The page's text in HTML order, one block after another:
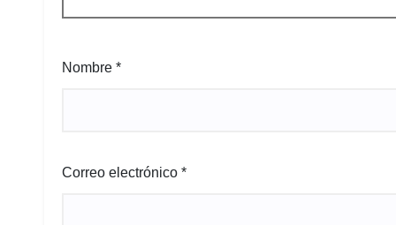
Nombre *
Correo electrónico *